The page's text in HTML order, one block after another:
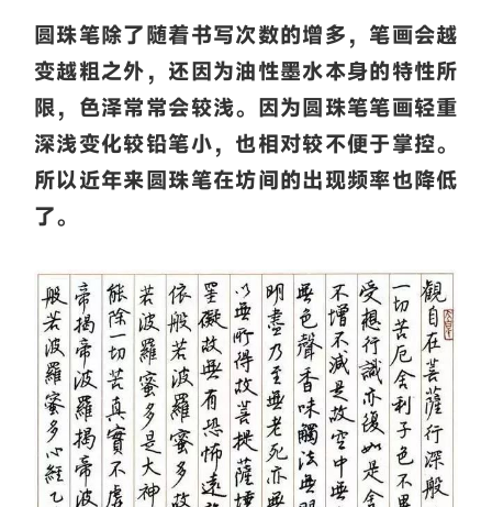
圆珠笔除了随着书写次数的增多，笔画会越
变越粗之外，还因为油性墨水本身的特性所
限，色泽常常会较浅。因为圆珠笔笔画轻重
深浅变化较铅笔小，也相对较不便于掌控。
所以近年来圆珠笔在坊间的出现频率也降低
了。